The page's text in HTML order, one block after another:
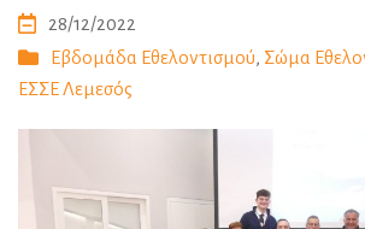
28/12/2022
Εβδομάδα Εθελοντισμού, Σώμα
ΕΣΣΕ Λεμεσός